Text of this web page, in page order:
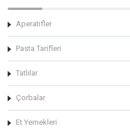
Aperatifler
Pasta Tarifleri
Tatlılar
Çorbalar
Et Yemekleri